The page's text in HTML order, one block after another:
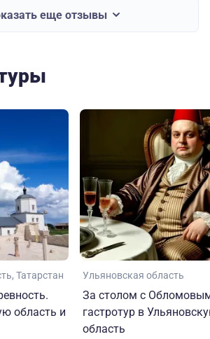
еще отзывы
Татарстан
область и
Ульяновская область
За столом с
гастротур в
область